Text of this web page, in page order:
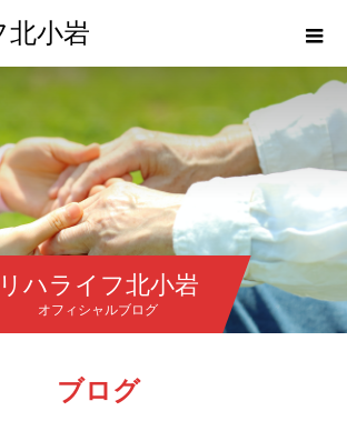
北小岩
リハライフ北小岩
オフィシャルブログ
ブログ